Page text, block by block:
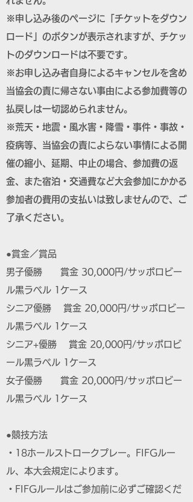
※申し込み後のページに「チケットをダウン
ロード」のボタンが表示されますが、チケッ
トのダウンロードは不要です。
※お申し込み者自身によるキャンセルを含め
当協会の責に帰さない事由による参加費等の
払戻しは一切認められません。
※荒天・地震・風水害・降雪・事件・事故・
疫病等、当協会の責によらない事情による開
催の縮小、延期、中止の場合、参加費の返
金、また宿泊・交通費など大会参加にかかる
参加者の費用の支払いは致しませんので、ご
了承ください。
●賞金／賞品
男子優勝 賞金 30,000円/サッポロビー
ル黒ラベル 1ケース
シニア優勝 賞金 20,000円/サッポロビー
ル黒ラベル 1ケース
シニア+優勝 賞金 20,000円/サッポロビ
ール黒ラベル 1ケース
女子優勝 賞金 20,000円/サッポロビー
ル黒ラベル 1ケース
●競技方法
・18ホールストロークプレー。FIFGルー
ル、本大会規定によります。
・FIFGルールはご参加前に必ずご確認くだ